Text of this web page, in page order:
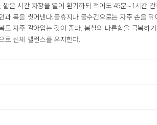
은 시간 차창을 열어 환기하되 적어도 45분∼1시간
목을 씻어낸다.물휴지나 물수건으로는 자주 손을
자주 갈아입는 것이 좋다. 봄철의 나른함을 극복하
로 신체 밸런스를 유지한다.